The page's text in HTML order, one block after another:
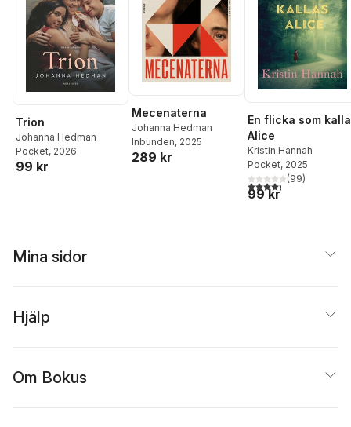
Trion
Johanna Hedman
Pocket, 2026
99 kr
Mecenaterna
Johanna Hedman
Inbunden, 2025
289 kr
En flicka som
Alice
Kristin Hannah
Pocket, 2025
4,3utav 5 stjärnor.
(99)
99 kr
Mina sidor
Hjälp
Om Bokus